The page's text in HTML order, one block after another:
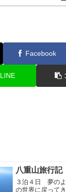
Facebook
LINE
八重山旅行記
３泊４日 夢の
の世界に戻って